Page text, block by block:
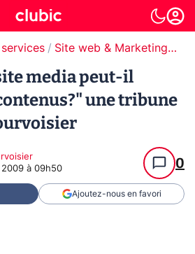
Site web & Marketing Digital
media peut-il
une tribune
2009 à 09h50 0
Ajoutez-nous en favori